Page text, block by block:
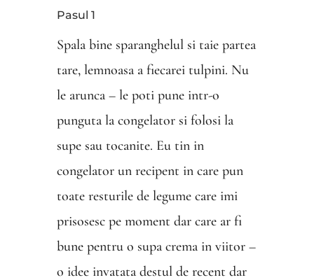
Pasul 1
Spala bine sparanghelul si taie partea
tare, lemnoasa a fiecarei tulpini. Nu
le arunca – le poti pune intr-o
punguta la congelator si folosi la
supe sau tocanite. Eu tin in
congelator un recipent in care pun
toate resturile de legume care imi
prisosesc pe moment dar care ar fi
bune pentru o supa crema in viitor –
o idee invatata destul de recent dar